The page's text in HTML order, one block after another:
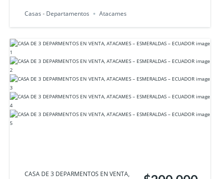
Casas - Departamentos Atacames
CASA DE 3 DEPARMENTOS EN VENTA,